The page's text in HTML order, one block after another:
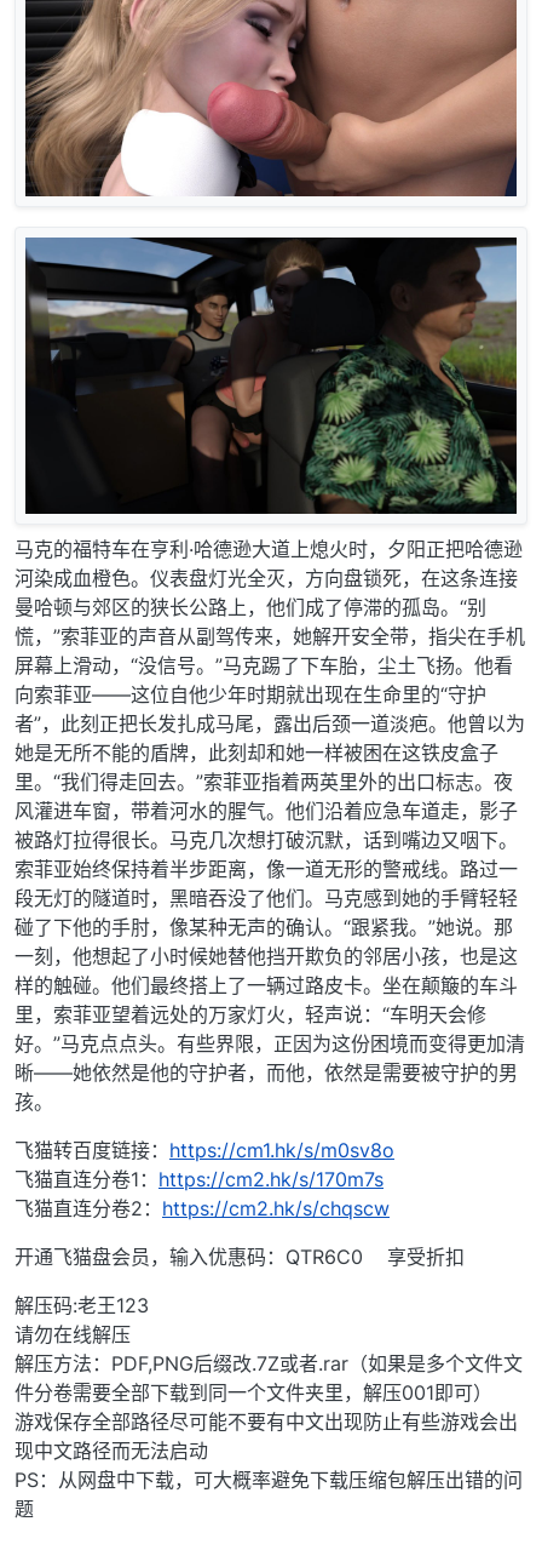
马克的福特车在亨利·哈德逊大道上熄火时，夕阳正把哈德逊
河染成血橙色。仪表盘灯光全灭，方向盘锁死，在这条连接
曼哈顿与郊区的狭长公路上，他们成了停滞的孤岛。“别
慌，”索菲亚的声音从副驾传来，她解开安全带，指尖在手机
屏幕上滑动，“没信号。”马克踢了下车胎，尘土飞扬。他看
向索菲亚——这位自他少年时期就出现在生命里的“守护
者”，此刻正把长发扎成马尾，露出后颈一道淡疤。他曾以为
她是无所不能的盾牌，此刻却和她一样被困在这铁皮盒子
里。“我们得走回去。”索菲亚指着两英里外的出口标志。夜
风灌进车窗，带着河水的腥气。他们沿着应急车道走，影子
被路灯拉得很长。马克几次想打破沉默，话到嘴边又咽下。
索菲亚始终保持着半步距离，像一道无形的警戒线。路过一
段无灯的隧道时，黑暗吞没了他们。马克感到她的手臂轻轻
碰了下他的手肘，像某种无声的确认。“跟紧我。”她说。那
一刻，他想起了小时候她替他挡开欺负的邻居小孩，也是这
样的触碰。他们最终搭上了一辆过路皮卡。坐在颠簸的车斗
里，索菲亚望着远处的万家灯火，轻声说：“车明天会修
好。”马克点点头。有些界限，正因为这份困境而变得更加清
晰——她依然是他的守护者，而他，依然是需要被守护的男
孩。
飞猫转百度链接： https://cm1.hk/s/m0sv8o
飞猫直连分卷1： https://cm2.hk/s/170m7s
飞猫直连分卷2： https://cm2.hk/s/chqscw
开通飞猫盘会员，输入优惠码：QTR6C0 享受折扣
解压码:老王123
请勿在线解压
解压方法：PDF,PNG后缀改.7Z或者.rar（如果是多个文件文
件分卷需要全部下载到同一个文件夹里，解压001即可）
游戏保存全部路径尽可能不要有中文出现防止有些游戏会出
现中文路径而无法启动
PS：从网盘中下载，可大概率避免下载压缩包解压出错的问
题